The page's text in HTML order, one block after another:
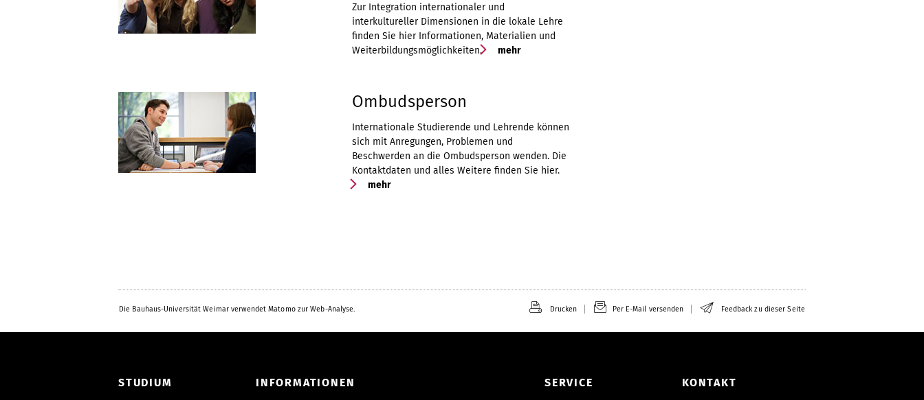
Zur Integration internationaler und
interkultureller Dimensionen in die lokale Lehre
finden Sie hier Informationen, Materialien und
Weiterbildungsmöglichkeiten.
mehr
Ombudsperson
Internationale Studierende und Lehrende können
sich mit Anregungen, Problemen und
Beschwerden an die Ombudsperson wenden. Die
Kontaktdaten und alles Weitere finden Sie hier.
mehr
Die Bauhaus-Universität Weimar verwendet Matomo zur Web-Analyse. Drucken Per E-Mail versenden Feedback zu dieser Seite
STUDIUM INFORMATIONEN SERVICE KONTAKT